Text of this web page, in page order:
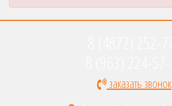
заказать звонок